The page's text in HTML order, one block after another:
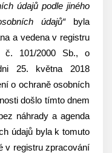
údajů podle jiného
údajů“ byla
a vedena v registru
č. 101/2000 Sb., o
25. května 2018
o ochraně osobních
došlo tímto dnem
náhrady a agenda
údajů byla k tomuto
v registru zpracování